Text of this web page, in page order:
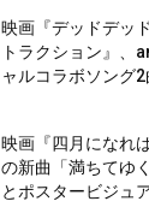
映画『デッドデッ
トラクション』、
ャルコラボソング
映画『四月になれ
の新曲「満ちてゆ
とポスタービジュ